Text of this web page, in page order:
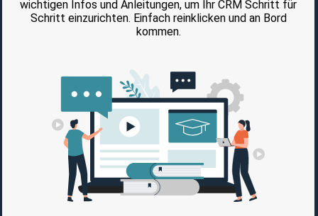
AUSGEZEICHNET VON: